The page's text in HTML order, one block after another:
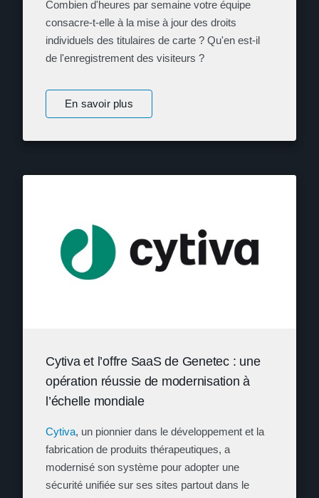
Combien d'heures par semaine votre équipe
consacre-t-elle à la mise à jour des droits
individuels des titulaires de carte ? Qu'en est-il
de l'enregistrement des visiteurs ?
En savoir plus
Cytiva et l’offre SaaS de Genetec : une
opération réussie de modernisation à
l’échelle mondiale
Cytiva, un pionnier dans le développement et la
fabrication de produits thérapeutiques, a
modernisé son système pour adopter une
sécurité unifiée sur ses sites partout dans le